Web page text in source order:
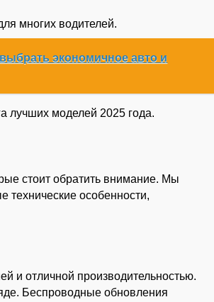
многих водителей.
экономичное авто и
лучших моделей 2025 года.
стоит обратить внимание. Мы
технические особенности,
и отличной производительностью.
Беспроводные обновления